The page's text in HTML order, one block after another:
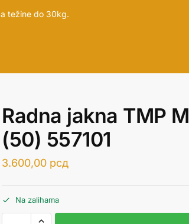
težine do 30kg.
Radna jakna TMP M
(50) 557101
3.600,00 рсд
Na zalihama